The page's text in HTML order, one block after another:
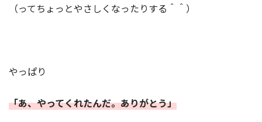
（ってちょっとやさしくなったりする＾＾）
やっぱり
「あ、やってくれたんだ。ありがとう」